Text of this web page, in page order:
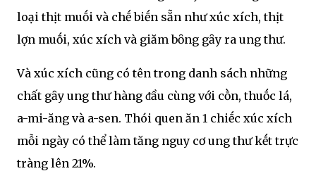
loại thịt muṓi và chḗ biḗn sẵn như xúc xích, thịt
lợn muṓi, xúc xích và giăm bȏng gȃy ra ung thư.
Và xúc xích cũng có tên trong danh sách những
chất gȃy ung thư hàng ᵭầu cùng với cṑn, thuṓc lá,
a-mi-ăng và a-sen. Thói quen ăn 1 chiḗc xúc xích
mỗi ngày có thể làm tăng nguy cơ ung thư kḗt trực
tràng lên 21%.